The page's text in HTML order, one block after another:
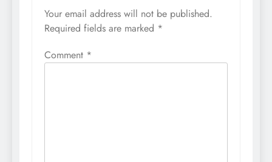
Your email address will not be published.
Required fields are marked *
Comment *